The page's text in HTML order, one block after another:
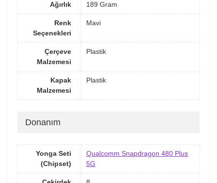
Ağırlık 189 Gram
Renk
Seçenekleri
Mavi
Çerçeve
Malzemesi
Plastik
Kapak
Malzemesi
Plastik
Donanım
Yonga Seti
(Chipset)
Qualcomm Snapdragon 480 Plus
5G